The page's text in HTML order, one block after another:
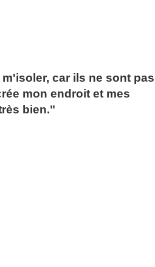
car ils ne sont pas
mon endroit et mes
bien."